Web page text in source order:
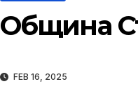
Община
FEB 16, 2025